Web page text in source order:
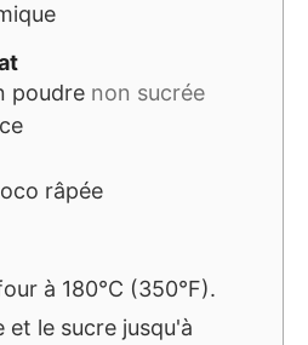
poudre non sucrée
râpée
à 180°C (350°F).
et le sucre jusqu'à